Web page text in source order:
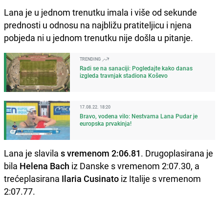
Lana je u jednom trenutku imala i više od sekunde
prednosti u odnosu na najbližu pratiteljicu i njena
pobjeda ni u jednom trenutku nije došla u pitanje.
TRENDING
Radi se na sanaciji: Pogledajte kako danas
izgleda travnjak stadiona Koševo
17.08.22. 18:20
Bravo, vodena vilo: Nestvarna Lana Pudar je
europska prvakinja!
Lana je slavila s vremenom 2:06.81. Drugoplasirana je
bila Helena Bach iz Danske s vremenom 2:07.30, a
trećeplasirana Ilaria Cusinato iz Italije s vremenom
2:07.77.